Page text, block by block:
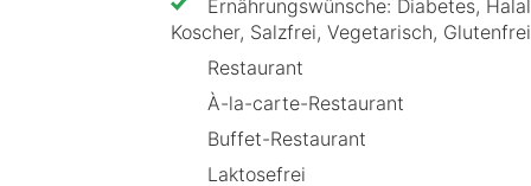
Koscher, Salzfrei, Vegetarisch, Glutenfrei
Restaurant
À-la-carte-Restaurant
Buffet-Restaurant
Laktosefrei